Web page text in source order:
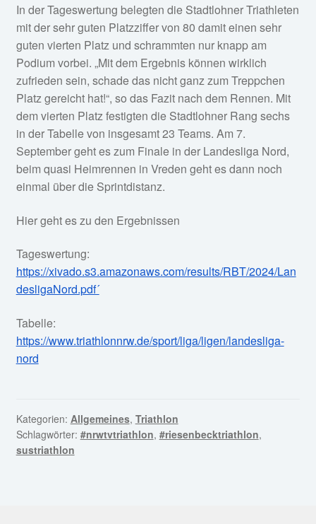
In der Tageswertung belegten die Stadtlohner Triathleten
mit der sehr guten Platzziffer von 80 damit einen sehr
guten vierten Platz und schrammten nur knapp am
Podium vorbei. „Mit dem Ergebnis können wirklich
zufrieden sein, schade das nicht ganz zum Treppchen
Platz gereicht hat!“, so das Fazit nach dem Rennen. Mit
dem vierten Platz festigten die Stadtlohner Rang sechs
in der Tabelle von insgesamt 23 Teams. Am 7.
September geht es zum Finale in der Landesliga Nord,
beim quasi Heimrennen in Vreden geht es dann noch
einmal über die Sprintdistanz.
Hier geht es zu den Ergebnissen
Tageswertung:
https://xivado.s3.amazonaws.com/results/RBT/2024/Lan
desligaNord.pdf´
Tabelle:
https://www.triathlonnrw.de/sport/liga/ligen/landesliga-
nord
Kategorien: Allgemeines, Triathlon
Schlagwörter: #nrwtvtriathlon, #riesenbecktriathlon,
sustriathlon